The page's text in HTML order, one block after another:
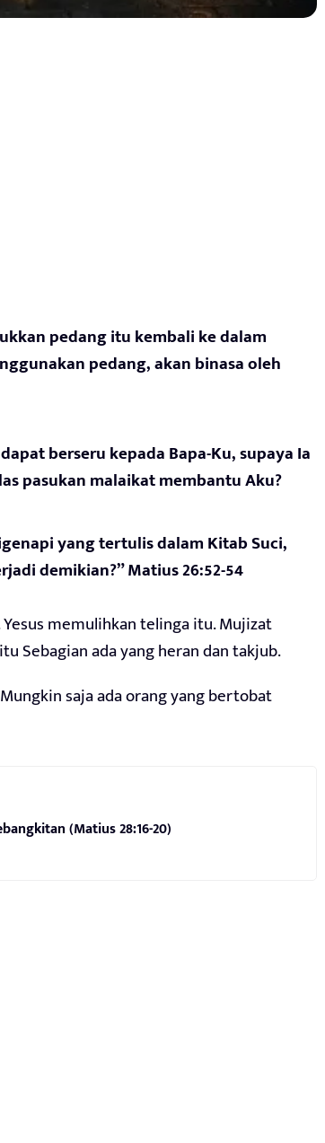
pedang itu kembali ke dalam
pedang, akan binasa oleh
berseru kepada Bapa-Ku, supaya Ia
pasukan malaikat membantu Aku?
yang tertulis dalam Kitab Suci,
demikian?” Matius 26:52-54
memulihkan telinga itu. Mujizat
Sebagian ada yang heran dan takjub.
saja ada orang yang bertobat
(Matius 28:16-20)